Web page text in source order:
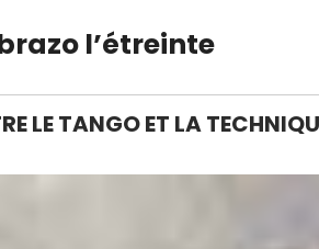
l’étreinte
LE TANGO ET LA